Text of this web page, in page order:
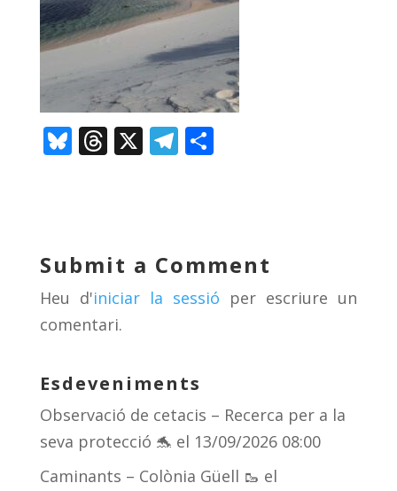
Bl
y
T
d
s
X T
a
m
C
ar
te
ix
Submit a Comment
Heu d'iniciar la sessió per escriure un
comentari.
Esdeveniments
Observació de cetacis – Recerca per a la
seva protecció 🐬 el 13/09/2026 08:00
Caminants – Colònia Güell 🥾 el